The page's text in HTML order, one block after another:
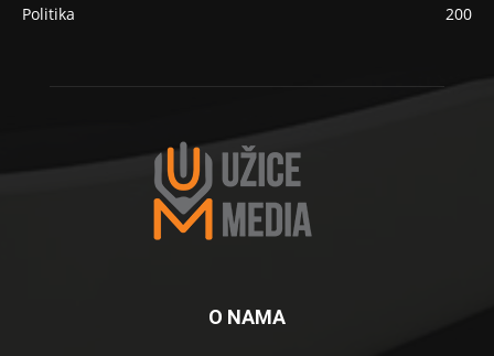
Politika
200
O NAMA